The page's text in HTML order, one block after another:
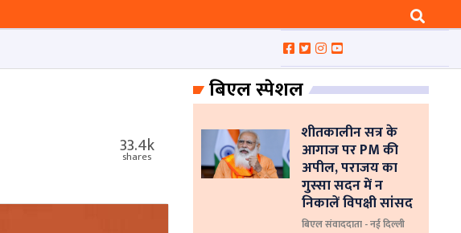
33.4k
shares
बिएल स्पेशल
शीतकालीन सत्र के
आगाज पर PM की
अपील, पराजय का
गुस्सा सदन में न
निकालें विपक्षी सांसद
बिएल संवाददाता - नई दिल्ली